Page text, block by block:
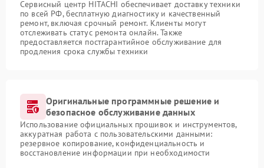
Сервисный центр HITACHI обеспечивает доставку техники
по всей РФ, бесплатную диагностику и качественный
ремонт, включая срочный ремонт. Клиенты могут
отслеживать статус ремонта онлайн. Также
предоставляется постгарантийное обслуживание для
продления срока службы техники
Оригинальные программные решение и
безопасное обслуживание данных
Использование официальных прошивок и инструментов,
аккуратная работа с пользовательскими данными:
резервное копирование, конфиденциальность и
восстановление информации при необходимости